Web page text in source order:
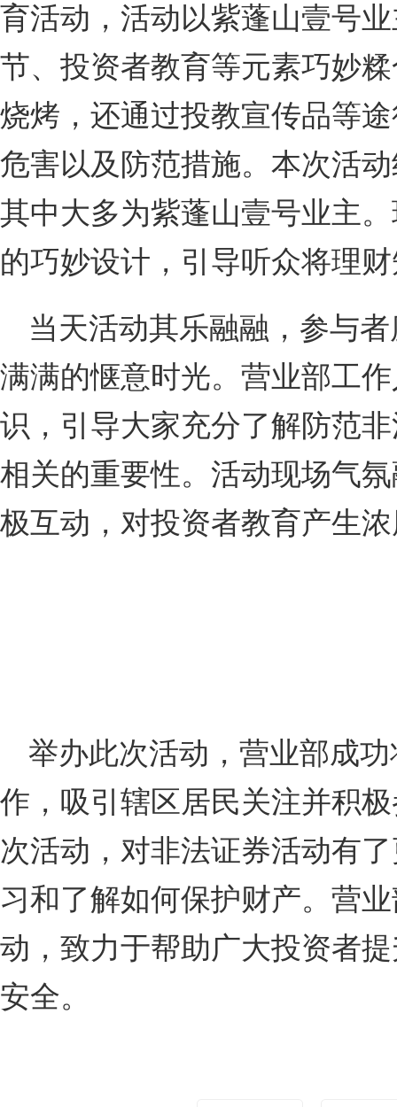
育活动，活动以紫蓬山壹号
节、投资者教育等元素巧妙
烧烤，还通过投教宣传品等
危害以及防范措施。本次活动
其中大多为紫蓬山壹号业主
的巧妙设计，引导听众将理
当天活动其乐融融，参与
满满的惬意时光。营业部工
识，引导大家充分了解防范
相关的重要性。活动现场气
极互动，对投资者教育产生
举办此次活动，营业部成
作，吸引辖区居民关注并积
次活动，对非法证券活动有
习和了解如何保护财产。营
动，致力于帮助广大投资者
安全。